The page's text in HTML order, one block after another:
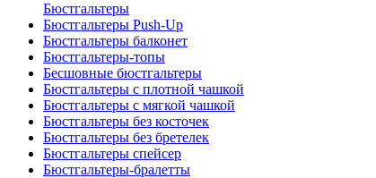
Бюстгальтеры
Бюстгальтеры Push-Up
Бюстгальтеры балконет
Бюстгальтеры-топы
Бесшовные бюстгальтеры
Бюстгальтеры с плотной чашкой
Бюстгальтеры с мягкой чашкой
Бюстгальтеры без косточек
Бюстгальтеры без бретелек
Бюстгальтеры спейсер
Бюстгальтеры-бралетты